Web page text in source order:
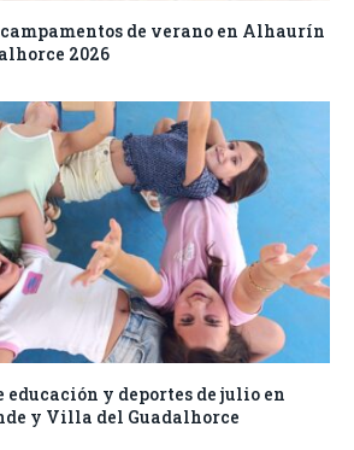
de verano en Alhaurín
2026
educación y deportes de julio en
y Villa del Guadalhorce